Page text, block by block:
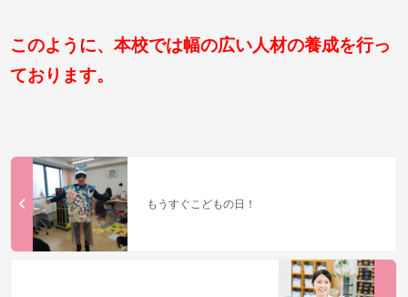
このように、本校では幅の広い人材の養成を行っ
ております。
もうすぐこどもの日！